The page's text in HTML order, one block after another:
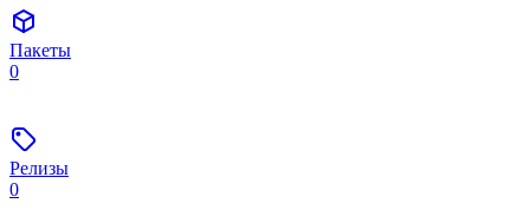
Пакеты
0
Релизы
0